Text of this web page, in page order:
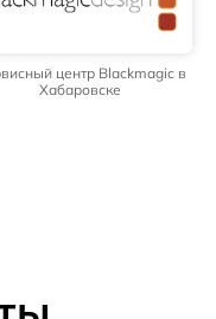
центр Blackmagic в
Хабаровске